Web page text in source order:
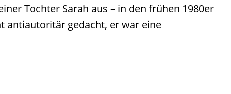
Tochter Sarah aus – in den frühen 1980er
antiautoritär gedacht, er war eine